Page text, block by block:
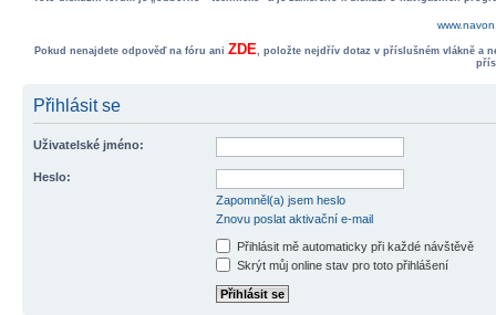
Pokud nenajdete odpověď na fóru ani ZDE, položte nejdřív dotaz v příslušném vlákně a
Přihlásit se
Uživatelské jméno:
Heslo:
Zapomněl(a) jsem heslo
Znovu poslat aktivační e-mail
Přihlásit mě automaticky při každé návštěvě
Skrýt můj online stav pro toto přihlášení